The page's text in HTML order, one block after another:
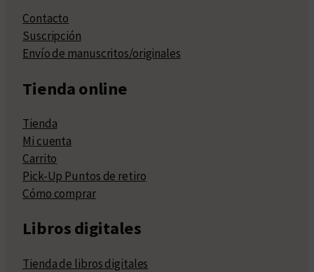
Contacto
Suscripción
Envío de manuscritos/originales
Tienda online
Tienda
Mi cuenta
Carrito
Pick-Up Puntos de retiro
Cómo comprar
Libros digitales
Tienda de libros digitales